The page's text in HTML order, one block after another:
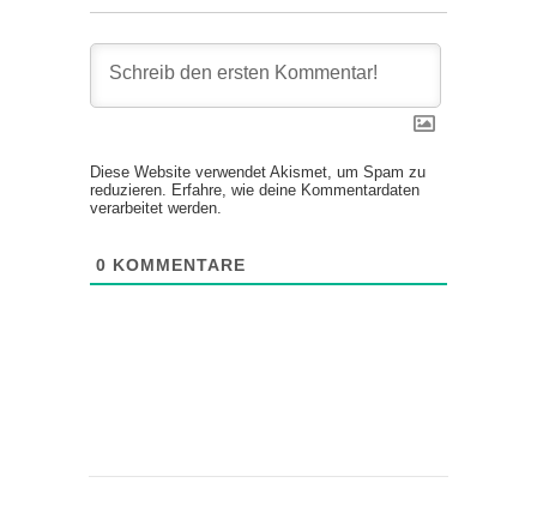
Diese Website verwendet Akismet, um Spam zu
reduzieren.
Erfahre, wie deine Kommentardaten
verarbeitet werden.
0 KOMMENTARE